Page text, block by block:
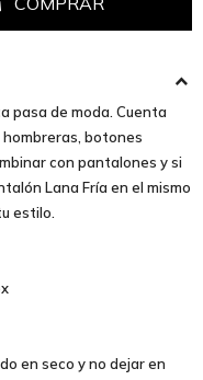
pasa de moda. Cuenta
botones
con pantalones y si
Lana Fría en el mismo
estilo.
en seco y no dejar en